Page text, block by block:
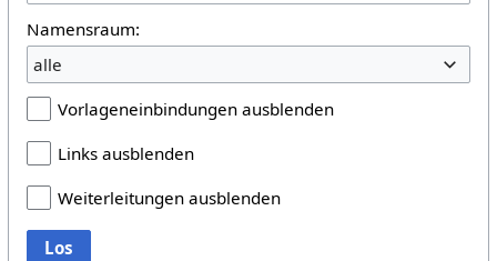
Namensraum:
alle
Vorlageneinbindungen ausblenden
Links ausblenden
Weiterleitungen ausblenden
Los